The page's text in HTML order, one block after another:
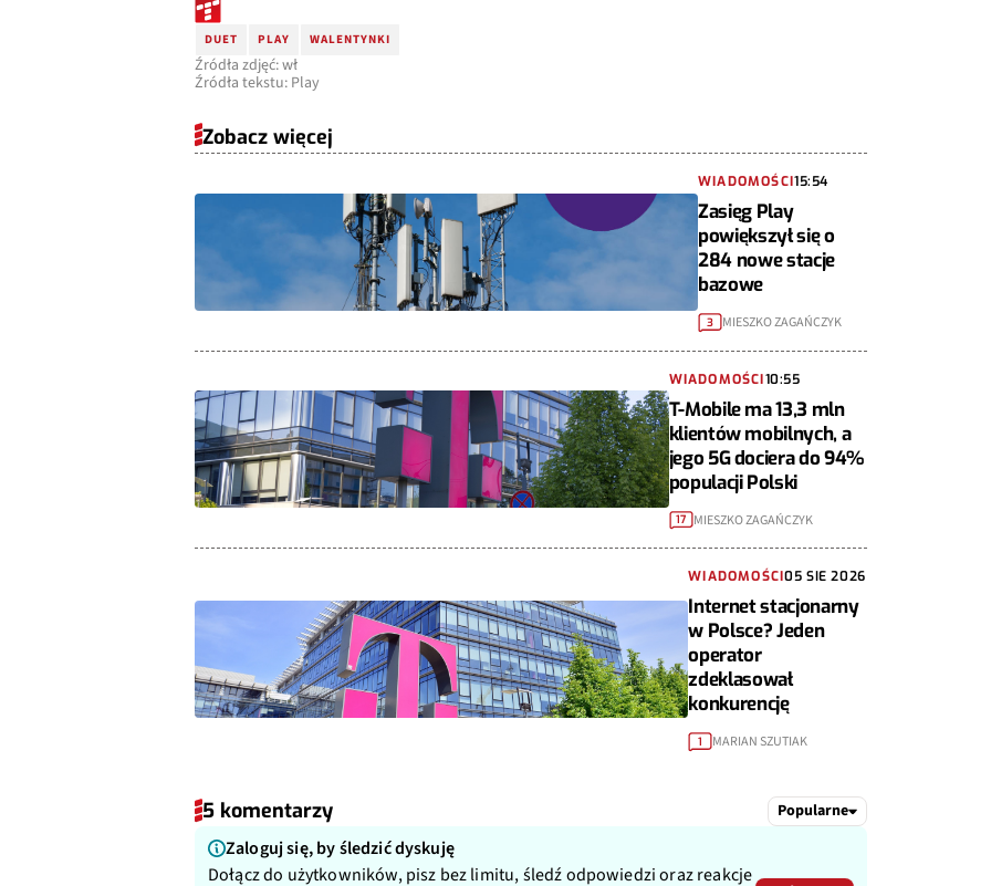
DUET PLAY WALENTYNKI
Źródła zdjęć: wł
Źródła tekstu: Play
Zobacz więcej
WIADOMOŚCI15:54
Zasięg Play
powiększył się o
284 nowe stacje
bazowe
3 MIESZKO ZAGAŃCZYK
WIADOMOŚCI10:55
T-Mobile ma 13,3 mln
klientów mobilnych, a
jego 5G dociera do 94%
populacji Polski
17 MIESZKO ZAGAŃCZYK
WIADOMOŚCI05 SIE 2026
Internet stacjonarny
w Polsce? Jeden
operator
zdeklasował
konkurencję
1 MARIAN SZUTIAK
5 komentarzy Popularne
Zaloguj się, by śledzić dyskuję
Dołącz do użytkowników, pisz bez limitu, śledź odpowiedzi oraz reakcje